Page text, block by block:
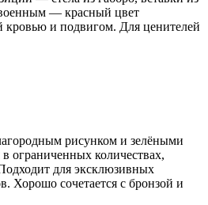
— красный цвет
кровью и подвигом. Для ценителей
рисунком и зелёными
ограниченных количествах,
для эксклюзивных
Хорошо сочетается с бронзой и